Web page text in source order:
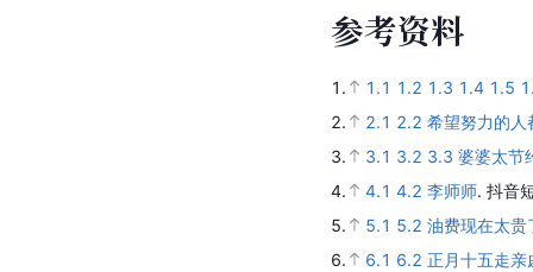
参考资料
1. 1.1 1.2 1.3 1.4 1.5
2.
2.1 2.2 希望努力的人
3.
3.1 3.2 3.3 婆婆太节
4.
4.1 4.2 李师师. 抖音
5.
5.1 5.2 油费现在太贵
6.
6.1 6.2 正月十五走亲